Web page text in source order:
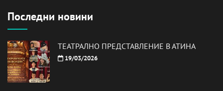
Последни новини
ТЕАТРАЛНО ПРЕДСТАВЛЕНИЕ В АТИНА
19/03/2026